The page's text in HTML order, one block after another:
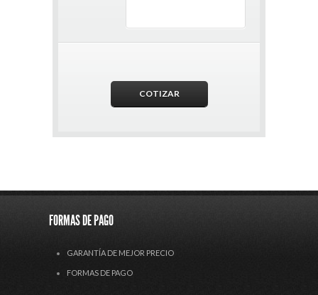
FORMAS DE PAGO
GARANTÍA DE MEJOR PRECIO
FORMAS DE PAGO